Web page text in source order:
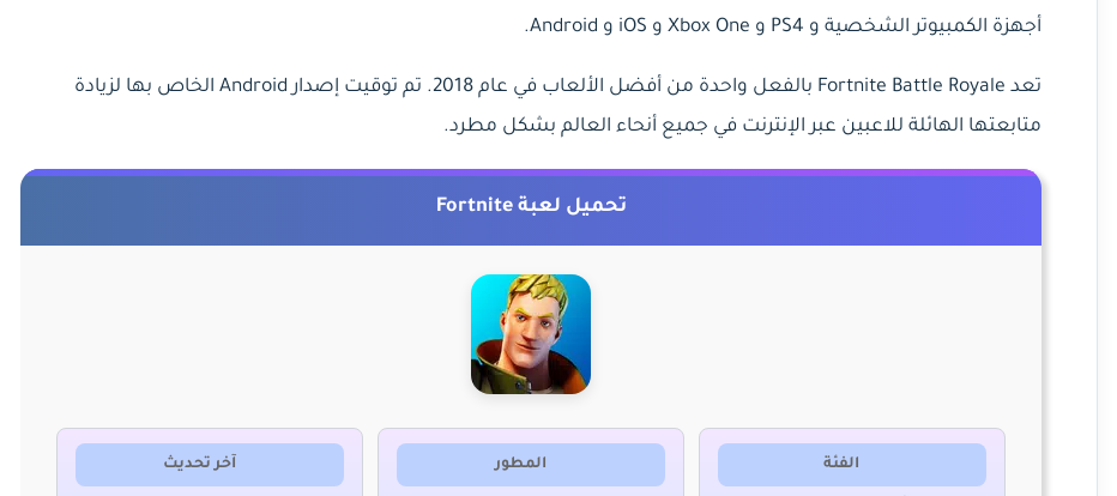
أجهزة الكمبيوتر الشخصية و PS4 و Xbox One و iOS و Android.
تعد Fortnite Battle Royale بالفعل واحدة من أفضل الألعاب في عام 2018. تم توقيت إصدار Android الخاص بها لزيادة
متابعتها الهائلة للاعبين عبر الإنترنت في جميع أنحاء العالم بشكل مطرد.
تحميل لعبة Fortnite
الفئة المطور آخر تحديث